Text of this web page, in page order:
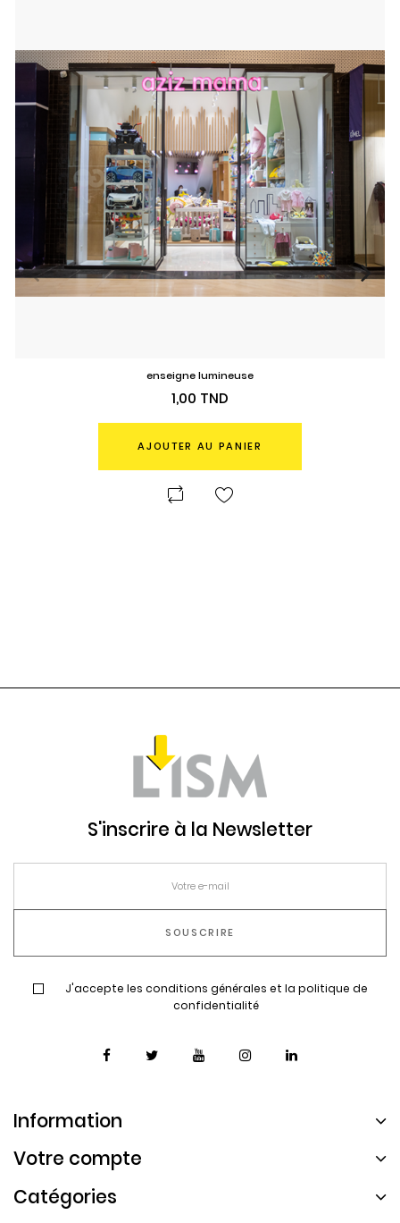
enseigne lumineuse
Prix
1,00 TND
AJOUTER AU PANIER
S'inscrire à la Newsletter
J'accepte les conditions générales et la politique de
confidentialité
Information
Votre compte
Catégories